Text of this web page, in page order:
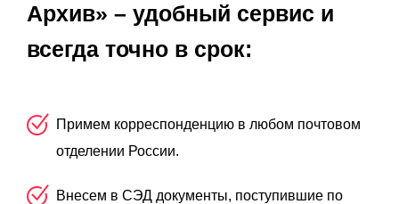
Заказать звонок
Архив» – удобный сервис и
всегда точно в срок:
Примем корреспонденцию в любом почтовом
отделении России.
Внесем в СЭД документы, поступившие по